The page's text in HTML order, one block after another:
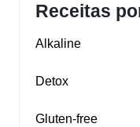
Receitas
Alkaline
Detox
Gluten‑free